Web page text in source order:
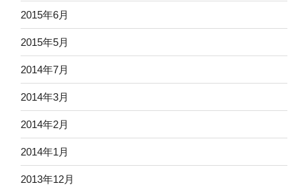
2015年6月
2015年5月
2014年7月
2014年3月
2014年2月
2014年1月
2013年12月